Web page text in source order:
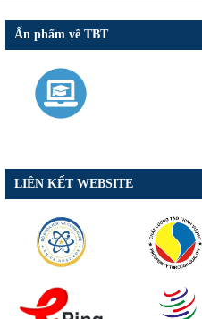
Ấn phẩm về TBT
LIÊN KẾT WEBSITE